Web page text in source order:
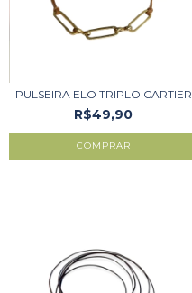
PULSEIRA ELO TRIPLO CARTIER
R$49,90